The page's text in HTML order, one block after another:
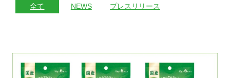
全て NEWS プレスリリース